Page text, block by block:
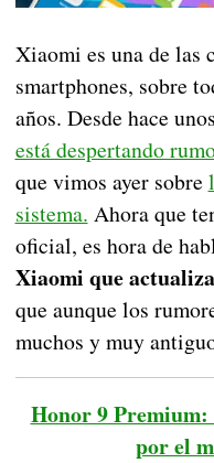
Xiaomi es una de las
smartphones, sobre
años. Desde hace
está despertando
que vimos ayer sobre
sistema. Ahora que
oficial, es hora de
Xiaomi que
que aunque los
muchos y muy
Honor 9 Premium:
por el